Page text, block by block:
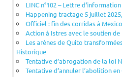
LINC n°102 – Lettre
Happening tractage 5 juillet
Officiel : fin des corridas à Mexico
Action à Istres avec le soutien de
Les arènes de Quito
Historique
Tentative d’abrogation de la loi
Tentative d’annuler l’abolition